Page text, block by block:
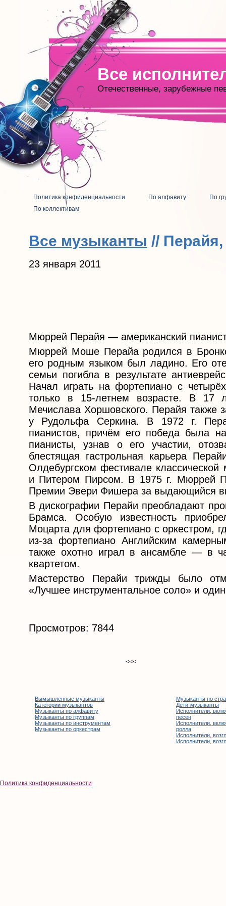
Все
Отечественные, зарубежные
Политика конфиденциальности По алфавиту
По
По коллективам
Все музыканты //
23 января 2011
Мюррей Перайя — американский
Мюррей Моше Перайа родился в
его родным языком был ладино. Его
семьи погибла в результате
Начал играть на фортепиано с
только в 15-летнем возрасте. В 17
Мечислава Хоршовского. Перайя также
у Рудольфа Серкина. В 1972 г.
пианистов, причём его победа была
пианисты, узнав о его участии,
блестящая гастрольная карьера
Олдебургском фестивале
и Питером Пирсом. В 1975 г. Мюррей
Премии Эвери Фишера за выдающийся
В дискографии Перайи преобладают
Брамса. Особую известность
Моцарта для фортепиано с оркестром,
из-за фортепиано Английским
также охотно играл в ансамбле — в
квартетом.
Мастерство Перайи трижды было
«Лучшее инструментальное соло» и
Просмотров: 7844
<<<
Вымышленные музыканты
Категории музыкантов
Музыканты по алфавиту
Музыканты по группам
Музыканты по инструментам
Музыканты по оркестрам
Музыканты по
Дети-музыканты
Исполнители,
песен
Исполнители,
ролла
Исполнители,
Исполнители,
Политика конфиденциальности